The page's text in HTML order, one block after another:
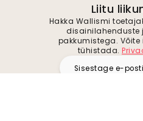
Liitu
Hakka Wallismi
disainilahenduste
pakkumistega.
tühistada.